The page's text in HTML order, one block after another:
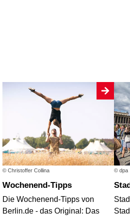
© Christoffer Collina
Wochenend-Tipps
Die Wochenend-Tipps von
Berlin.de - das Original: Das
© dpa